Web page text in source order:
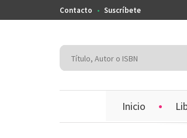
Contacto Suscríbete
Inicio